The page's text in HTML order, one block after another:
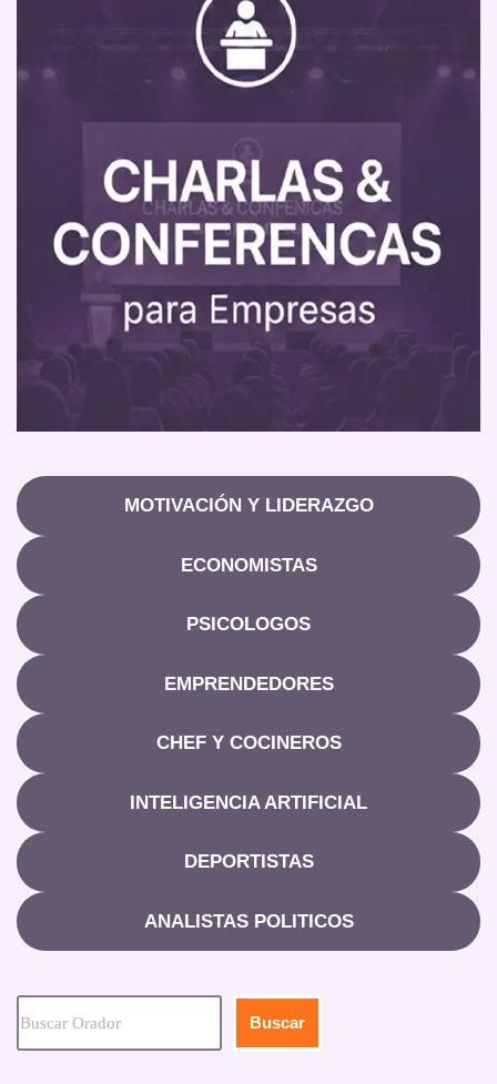
MOTIVACIÓN Y LIDERAZGO
ECONOMISTAS
PSICOLOGOS
EMPRENDEDORES
CHEF Y COCINEROS
INTELIGENCIA ARTIFICIAL
DEPORTISTAS
ANALISTAS POLITICOS
Buscar